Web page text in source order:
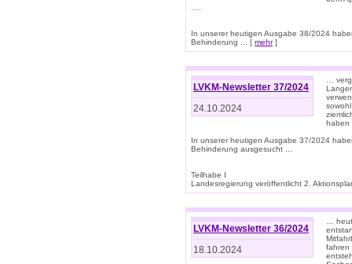
In unserer heutigen Ausgabe 38/2024
Behinderung ... [ mehr]
LVKM-Newsletter 37/2024
24.10.2024
…
In unserer heutigen Ausgabe 37/2024
Behinderung ausgesucht ...
Teilhabe I
Landesregierung veröffentlicht 2.
LVKM-Newsletter 36/2024
18.10.2024
…
fahren